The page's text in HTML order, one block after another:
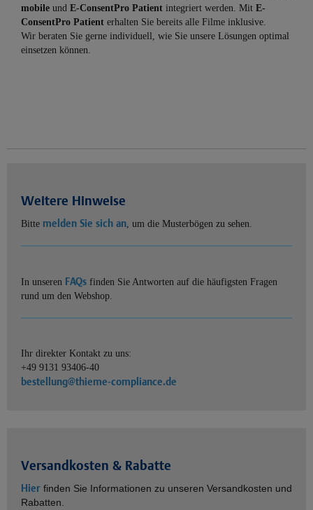
mobile und E-ConsentPro Patient integriert werden. Mit E-
ConsentPro Patient erhalten Sie bereits alle Filme inklusive.
Wir beraten Sie gerne individuell, wie Sie unsere Lösungen optimal
einsetzen können.
Weitere Hinweise
Bitte melden Sie sich an , um die Musterbögen zu sehen.
In unseren FAQs finden Sie Antworten auf die häufigsten Fragen
rund um den Webshop.
Ihr direkter Kontakt zu uns:
+49 9131 93406-40
bestellung@thieme-compliance.de
Versandkosten & Rabatte
Hier finden Sie Informationen zu unseren Versandkosten und
Rabatten.